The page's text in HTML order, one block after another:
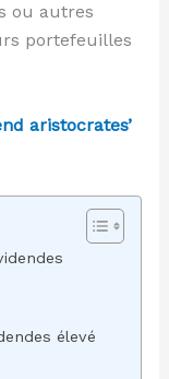
ou autres
portefeuilles
aristocrates’
élevé